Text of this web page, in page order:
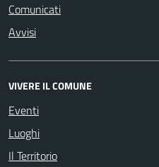
Comunicati
Avvisi
VIVERE IL COMUNE
Eventi
Luoghi
Il Territorio